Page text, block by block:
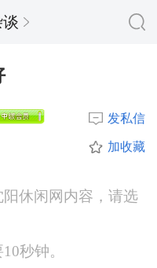
发私信
加收藏
休闲网内容，请选
秒钟。